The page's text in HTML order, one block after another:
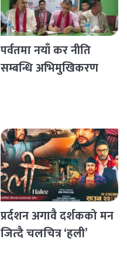
पर्वतमा नयाँ कर नीति
सम्बन्धि अभिमुखिकरण
प्रर्दशन अगावै दर्शकको मन
जित्दै चलचित्र ‘हली’